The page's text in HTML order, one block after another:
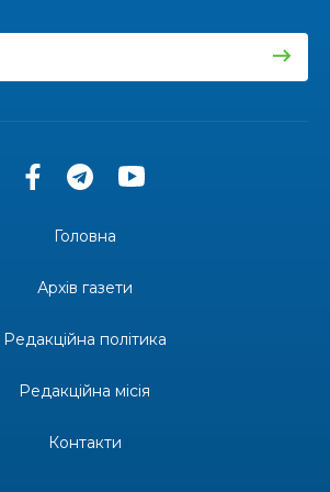
у Рівному: свято краси, мистецтва
постатей Бахмута –
святом
Головна
Архів газети
Редакційна політика
Редакційна місія
Контакти